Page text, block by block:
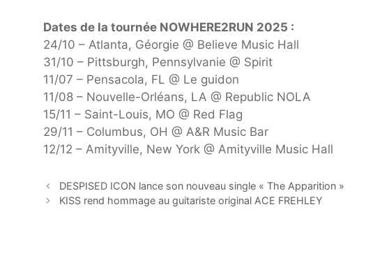
Dates de la tournée NOWHERE2RUN 2025 :
24/10 – Atlanta, Géorgie @ Believe Music Hall
31/10 – Pittsburgh, Pennsylvanie @ Spirit
11/07 – Pensacola, FL @ Le guidon
11/08 – Nouvelle-Orléans, LA @ Republic NOLA
15/11 – Saint-Louis, MO @ Red Flag
29/11 – Columbus, OH @ A&R Music Bar
12/12 – Amityville, New York @ Amityville Music Hall
DESPISED ICON lance son nouveau single « The Apparition »
KISS rend hommage au guitariste original ACE FREHLEY